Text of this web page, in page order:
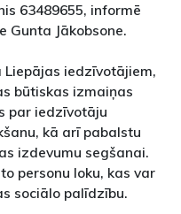
63489655, informē
Gunta Jākobsone.
iedzīvotājiem,
būtiskas izmaiņas
par iedzīvotāju
kā arī pabalstu
izdevumu segšanai.
personu loku, kas var
sociālo palīdzību.